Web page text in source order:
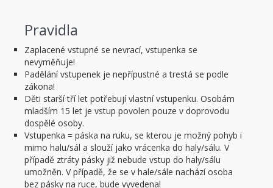
Pravidla
Zaplacené vstupné se nevrací, vstupenka se
nevyměňuje!
Padělání vstupenek je nepřípustné a trestá se podle
zákona!
Děti starší tří let potřebují vlastní vstupenku. Osobám
mladším 15 let je vstup povolen pouze v doprovodu
dospělé osoby.
Vstupenka = páska na ruku, se kterou je možný pohyb i
mimo halu/sál a slouží jako vrácenka do haly/sálu. V
případě ztráty pásky již nebude vstup do haly/sálu
umožněn. V případě, že se v hale/sále nachází osoba
bez pásky na ruce, bude vyvedena!